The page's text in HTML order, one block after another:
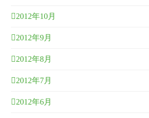
2012年10月
2012年9月
2012年8月
2012年7月
2012年6月